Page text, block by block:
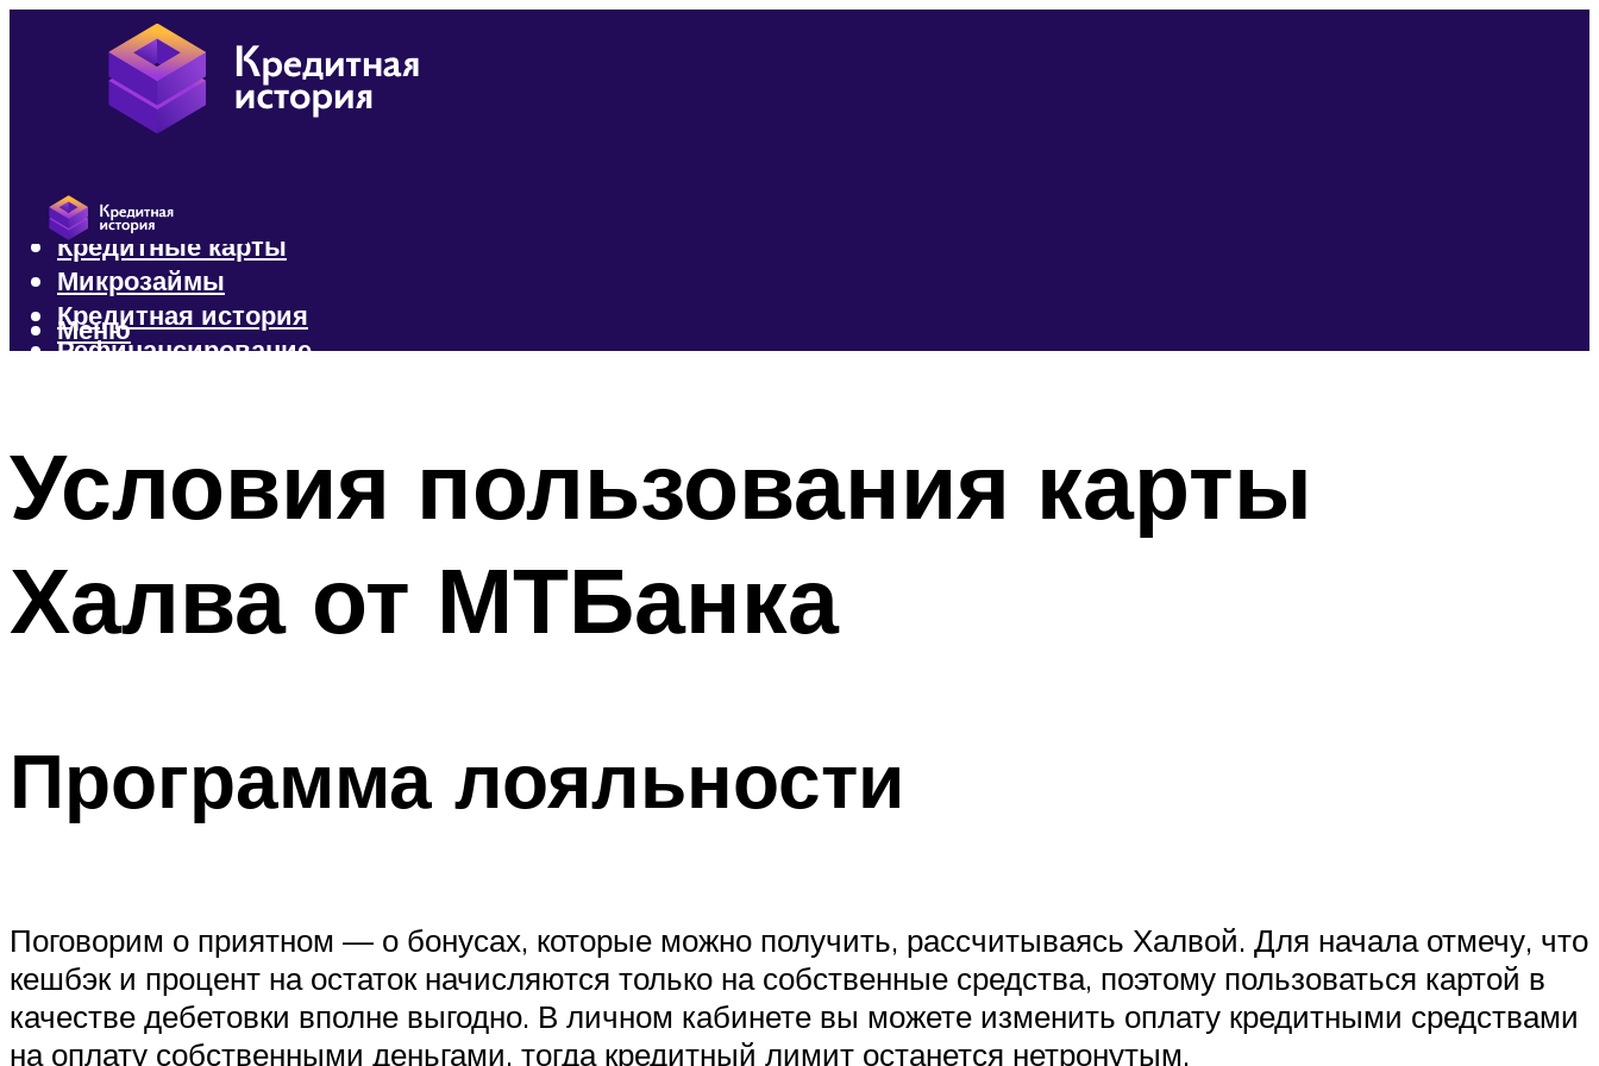
Кредиты
Кредитные карты
Микрозаймы
Кредитная история
Рефинансирование
Меню
Условия пользования карты
Халва от МТБанка
Программа лояльности
Поговорим о приятном — о бонусах, которые можно получить, рассчитываясь Халвой. Для начала отмечу, что
кешбэк и процент на остаток начисляются только на собственные средства, поэтому пользоваться картой в
качестве дебетовки вполне выгодно. В личном кабинете вы можете изменить оплату кредитными средствами
на оплату собственными деньгами, тогда кредитный лимит останется нетронутым.